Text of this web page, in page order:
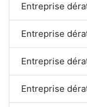
Entreprise
Entreprise
Entreprise
Entreprise